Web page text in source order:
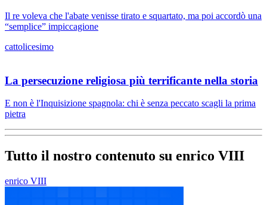
Il re voleva che l'abate venisse tirato e squartato, ma poi accordò una
“semplice” impiccagione
cattolicesimo
La persecuzione religiosa più terrificante nella storia
E non è l'Inquisizione spagnola: chi è senza peccato scagli la prima
pietra
Tutto il nostro contenuto su enrico VIII
enrico VIII